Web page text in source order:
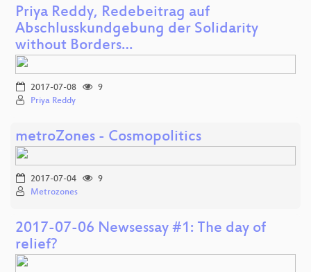
Priya Reddy, Redebeitrag auf
Abschlusskundgebung der Solidarity
without Borders…
2017-07-08
9
Priya Reddy
metroZones - Cosmopolitics
2017-07-04
9
Metrozones
2017-07-06 Newsessay #1: The day of
relief?